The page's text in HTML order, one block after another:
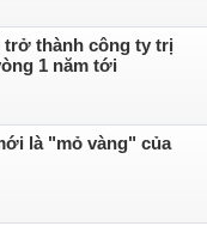
trở thành công ty trị
1 năm tới
là "mỏ vàng" của